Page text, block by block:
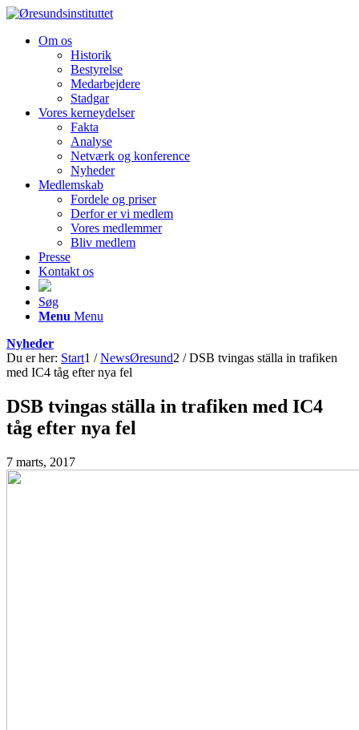
Om os
Historik
Bestyrelse
Medarbejdere
Stadgar
Vores kerneydelser
Fakta
Analyse
Netværk og konference
Nyheder
Medlemskab
Fordele og priser
Derfor er vi medlem
Vores medlemmer
Bliv medlem
Presse
Kontakt os
Søg
Menu Menu
Nyheder
Du er her: Start1 / NewsØresund2 / DSB tvingas ställa in trafiken
med IC4 tåg efter nya fel
DSB tvingas ställa in trafiken med IC4
tåg efter nya fel
7 marts, 2017